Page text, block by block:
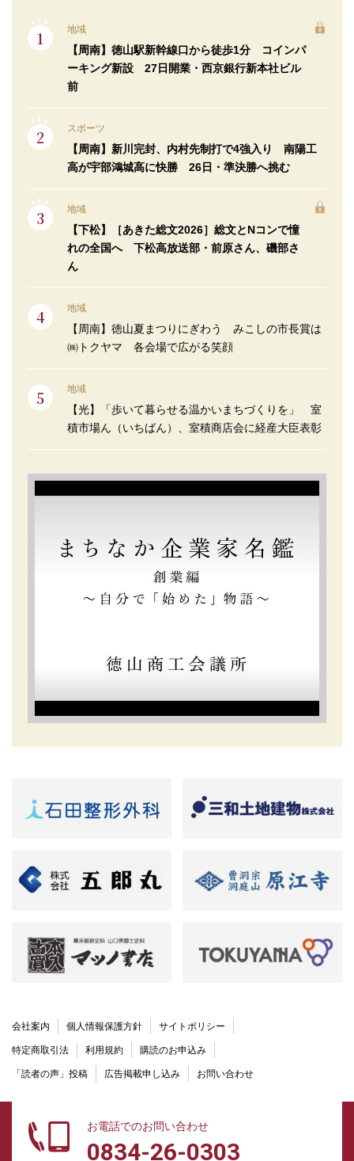
地域
【周南】徳山駅新幹線口から徒歩1分 コインパ
ーキング新設 27日開業・西京銀行新本社ビル
前
スポーツ
【周南】新川完封、内村先制打で4強入り 南陽工
高が宇部鴻城高に快勝 26日・準決勝へ挑む
地域
【下松】［あきた総文2026］総文とNコンで憧
れの全国へ 下松高放送部・前原さん、磯部さ
ん
地域
【周南】徳山夏まつりにぎわう みこしの市長賞は
㈱トクヤマ 各会場で広がる笑顔
地域
【光】「歩いて暮らせる温かいまちづくりを」 室
積市場ん（いちばん）、室積商店会に経産大臣表彰
会社案内 個人情報保護方針 サイトポリシー
特定商取引法 利用規約 購読のお申込み
「読者の声」投稿 広告掲載申し込み お問い合わせ
お電話でのお問い合わせ
0834-26-0303